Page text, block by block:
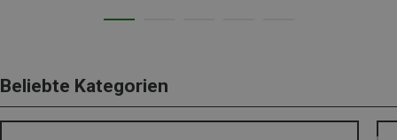
Beliebte Kategorien